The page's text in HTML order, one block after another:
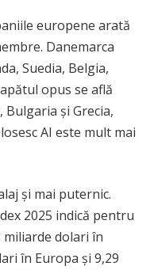
europene arată
Danemarca
Suedia, Belgia,
opus se află
și Grecia,
AI este mult mai
și mai puternic.
2025 indică pentru
miliarde dolari în
în Europa și 9,29